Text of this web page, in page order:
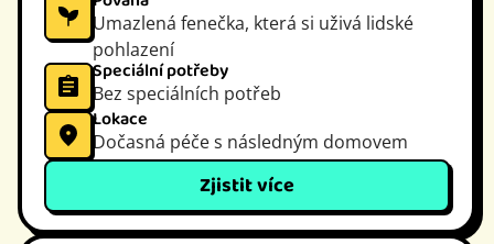
Umazlená fenečka, která si uživá lidské
pohlazení
Speciální potřeby
Bez speciálních potřeb
Lokace
Dočasná péče s následným domovem
Zjistit více